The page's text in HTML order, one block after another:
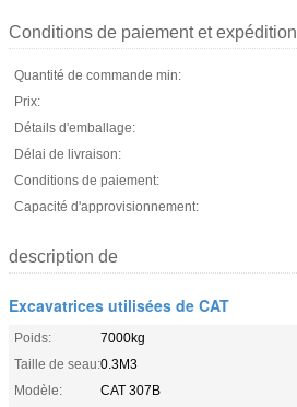
Conditions de paiement et expédition
Quantité de commande min:
Prix:
Détails d'emballage:
Délai de livraison:
Conditions de paiement:
Capacité d'approvisionnement:
description de
Excavatrices utilisées de CAT
Poids:
7000kg
Taille de seau:0.3M3
Modèle:
CAT 307B